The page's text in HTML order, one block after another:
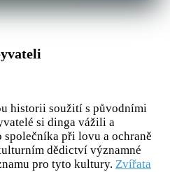
historii soužití s původními
si dinga vážili a
při lovu a ochraně
dědictví významné
pro tyto kultury. Zvířata